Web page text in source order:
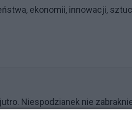
ekonomii, innowacji,
Niespodzianek nie